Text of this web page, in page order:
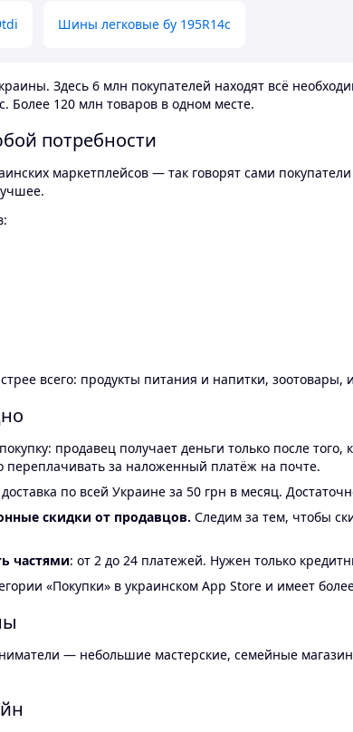
Шины легковые бу 195R14c
Здесь 6 млн покупателей находят всё
Более 120 млн товаров в одном месте.
потребности
маркетплейсов — так говорят сами
всего: продукты питания и напитки,
продавец получает деньги только после
переплачивать за наложенный платёж на почте.
по всей Украине за 50 грн в месяц.
скидки от продавцов. Следим за тем, чтобы
частями: от 2 до 24 платежей. Нужен только
«Покупки» в украинском App Store и имеет
— небольшие мастерские, семейные